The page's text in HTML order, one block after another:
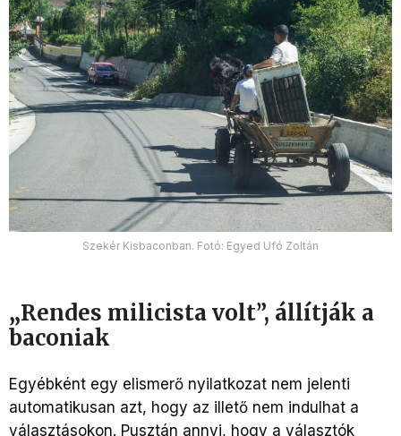
Szekér Kisbaconban. Fotó: Egyed Ufó Zoltán
„Rendes milicista volt”, állítják a
baconiak
Egyébként egy elismerő nyilatkozat nem jelenti
automatikusan azt, hogy az illető nem indulhat a
választásokon. Pusztán annyi, hogy a választók